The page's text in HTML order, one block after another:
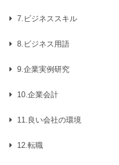
7.ビジネススキル
8.ビジネス用語
9.企業実例研究
10.企業会計
11.良い会社の環境
12.転職